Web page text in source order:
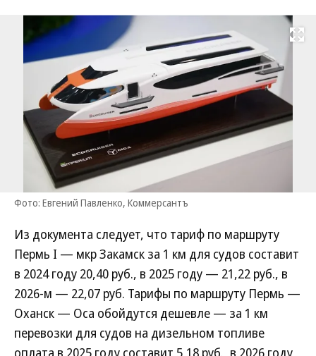
Развернуть
Фото: Евгений Павленко, Коммерсантъ
Из документа следует, что тариф по маршруту
Пермь I — мкр Закамск за 1 км для судов составит
в 2024 году 20,40 руб., в 2025 году — 21,22 руб., в
2026-м — 22,07 руб. Тарифы по маршруту Пермь —
Оханск — Оса обойдутся дешевле — за 1 км
перевозки для судов на дизельном топливе
оплата в 2025 году составит 5,18 руб., в 2026 году